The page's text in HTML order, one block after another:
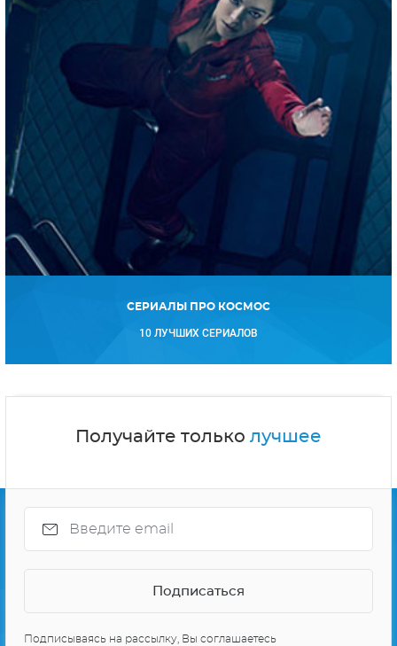
СЕРИАЛЫ ПРО КОСМОС
10 ЛУЧШИХ СЕРИАЛОВ
Получайте только лучшее
Подписываясь на рассылку, Вы соглашаетесь